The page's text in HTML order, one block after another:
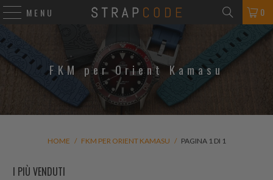
MENU 0
FKM per Orient Kamasu
HOME / FKM PER ORIENT KAMASU / PAGINA 1 DI 1